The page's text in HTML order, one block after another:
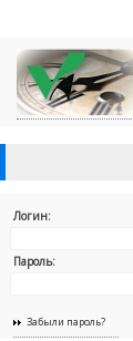
Логин:
Пароль:
Забыли пароль?